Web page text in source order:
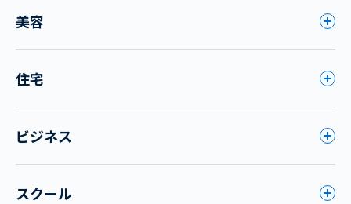
美容
住宅
ビジネス
スクール